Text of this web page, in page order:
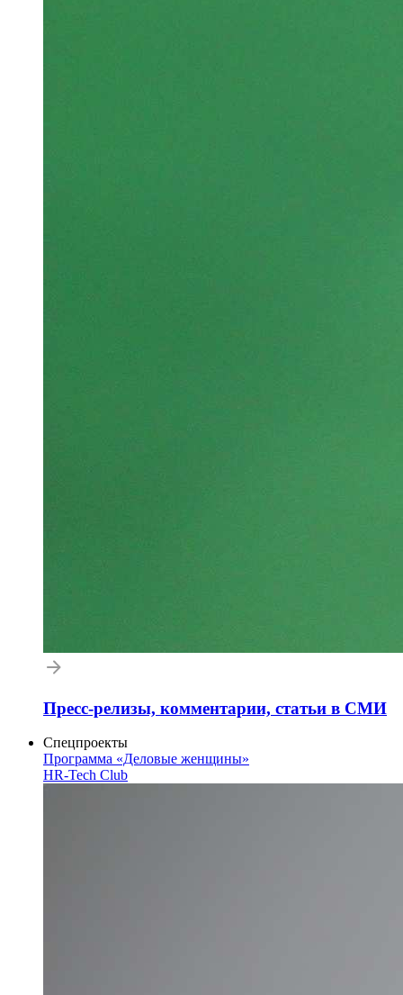
Пресс-релизы, комментарии, статьи в СМИ
Спецпроекты
Программа «Деловые женщины»
HR-Tech Club